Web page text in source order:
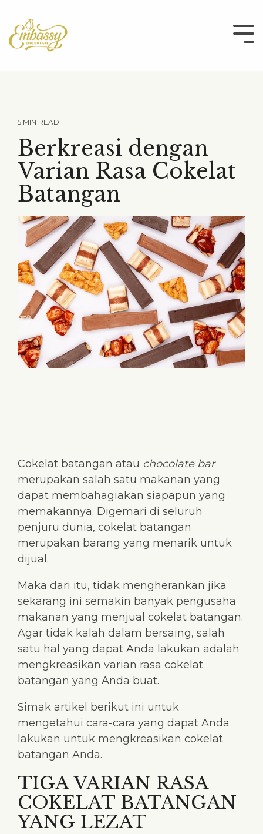
the
main
content.
5 MIN READ
Berkreasi dengan
Varian Rasa Cokelat
Batangan
Cokelat batangan atau chocolate bar
merupakan salah satu makanan yang
dapat membahagiakan siapapun yang
memakannya. Digemari di seluruh
penjuru dunia, cokelat batangan
merupakan barang yang menarik untuk
dijual.
Maka dari itu, tidak mengherankan jika
sekarang ini semakin banyak pengusaha
makanan yang menjual cokelat batangan.
Agar tidak kalah dalam bersaing, salah
satu hal yang dapat Anda lakukan adalah
mengkreasikan varian rasa cokelat
batangan yang Anda buat.
Simak artikel berikut ini untuk
mengetahui cara-cara yang dapat Anda
lakukan untuk mengkreasikan cokelat
batangan Anda.
TIGA VARIAN RASA
COKELAT BATANGAN
YANG LEZAT